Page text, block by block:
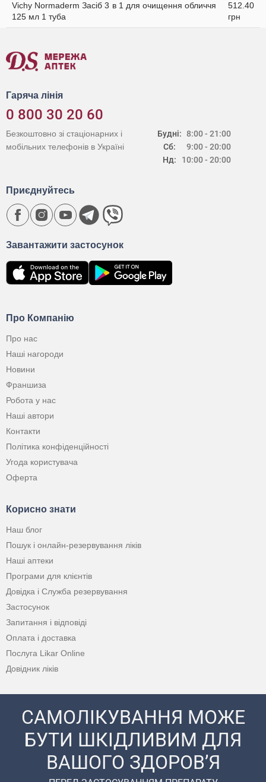
Vichy Normaderm Засіб 3 в 1 для очищення обличчя
125 мл 1 туба
512.40
грн
Гаряча лінія
0 800 30 20 60
Будні:
Сб:
Нд:
8:00 - 21:00
9:00 - 20:00
10:00 - 20:00
Безкоштовно зі стаціонарних і
мобільних телефонів в Україні
Про Компанію
Про нас
Наші нагороди
Новини
Франшиза
Робота у нас
Наші автори
Контакти
Політика конфіденційності
Угода користувача
Оферта
Корисно знати
Наш блог
Пошук і онлайн-резервування ліків
Наші аптеки
Програми для клієнтів
Довідка і Служба резервування
Застосунок
Запитання і відповіді
Оплата і доставка
Послуга Likar Online
Довідник ліків
Завантажити застосунок
Приєднуйтесь
САМОЛІКУВАННЯ МОЖЕ
БУТИ ШКІДЛИВИМ ДЛЯ
ВАШОГО ЗДОРОВ’Я